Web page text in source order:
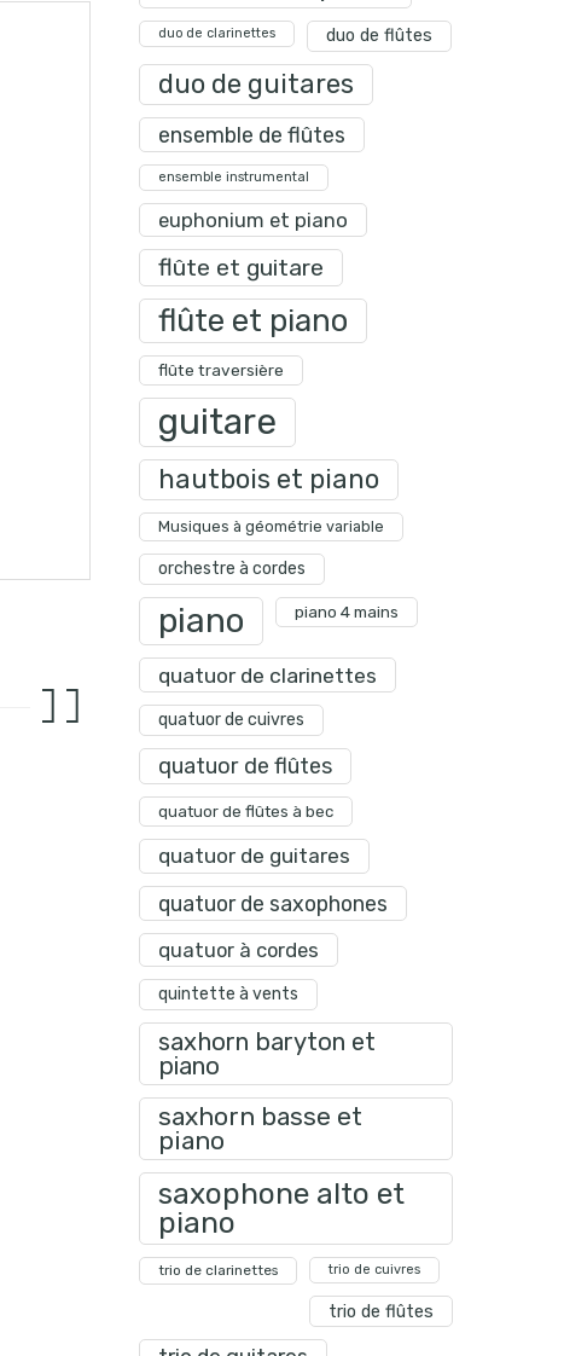
duo de clarinettes duo de flûtes
duo de guitares
ensemble de flûtes
ensemble instrumental
euphonium et piano
flûte et guitare
flûte et piano
flûte traversière
guitare
hautbois et piano
Musiques à géométrie variable
orchestre à cordes
piano piano 4 mains
quatuor de clarinettes
quatuor de cuivres
quatuor de flûtes
quatuor de flûtes à bec
quatuor de guitares
quatuor de saxophones
quatuor à cordes
quintette à vents
saxhorn baryton et
piano
saxhorn basse et
piano
saxophone alto et
piano
trio de clarinettes trio de cuivres
trio de flûtes